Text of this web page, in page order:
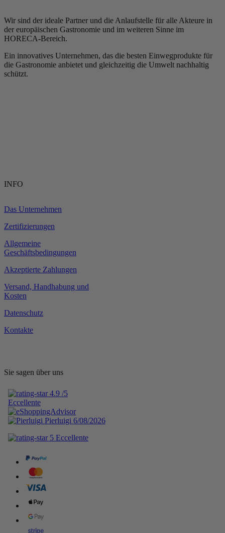
Wir sind der ideale Partner und die Anlaufstelle für alle Akteure in
der europäischen Gastronomie und im weiteren Sinne im
HORECA-Bereich.
Ein innovatives Unternehmen, das die besten Einwegprodukte für
die Gastronomie anbietet und gleichzeitig die Umwelt nachhaltig
schützt.
INFO
Das Unternehmen
Zertifizierungen
Allgemeine
Geschäftsbedingungen
Akzeptierte Zahlungen
Versand, Handhabung und
Kosten
Datenschutz
Kontakte
Sie sagen über uns